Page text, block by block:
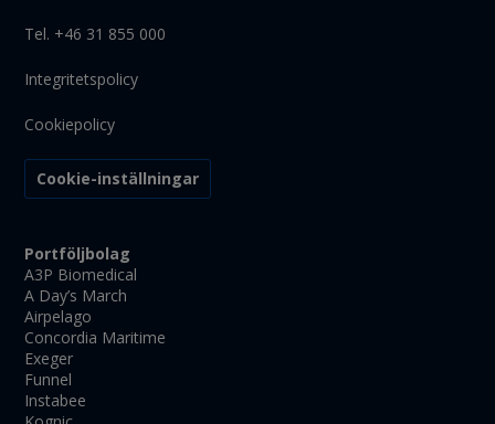
Tel. +46 31 855 000
Integritetspolicy
Cookiepolicy
Cookie-inställningar
Portföljbolag
A3P Biomedical
A Day’s March
Airpelago
Concordia Maritime
Exeger
Funnel
Instabee